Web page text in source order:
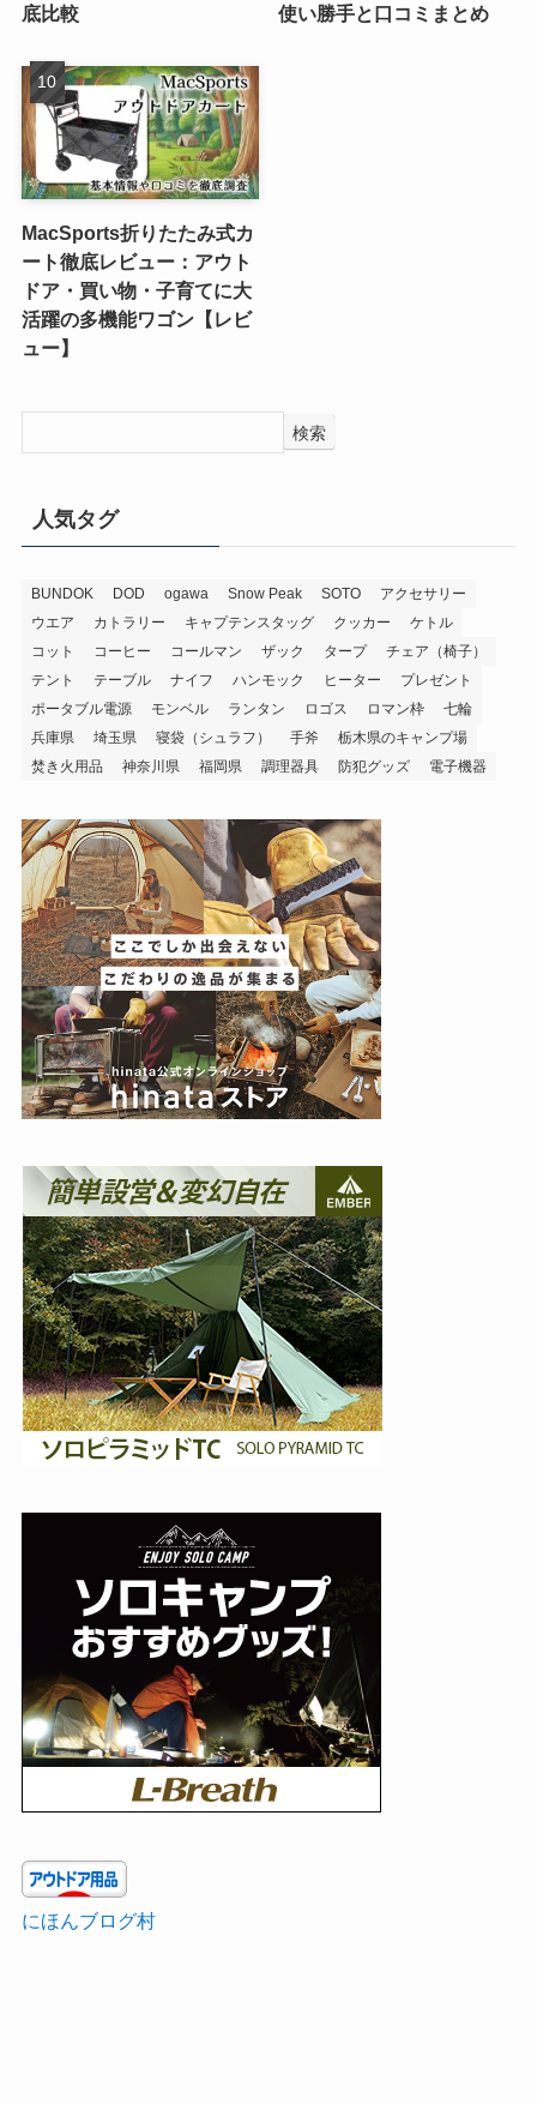
底比較
使い勝手と口コミまとめ
MacSports折りたたみ式カ
ート徹底レビュー：アウト
ドア・買い物・子育てに大
活躍の多機能ワゴン【レビ
ュー】
検索
人気タグ
BUNDOK DOD ogawa Snow Peak SOTO
アクセサリー
ウエア
カトラリー キャプテンスタッグ クッカー
ケトル
コット
コーヒー コールマン ザック タープ
チェア（椅子）
テント
テーブル ナイフ ハンモック ヒーター
プレゼント
ポータブル電源
モンベル ランタン ロゴス ロマン枠
七輪
兵庫県
埼玉県 寝袋（シュラフ） 手斧
栃木県のキャンプ場
焚き火用品
神奈川県 福岡県 調理器具 防犯グッズ 電子機器
にほんブログ村